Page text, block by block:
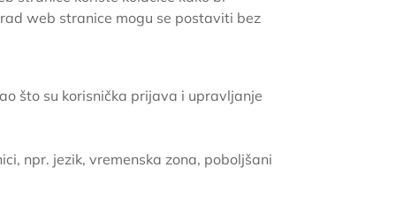
web stranice mogu se postaviti bez
što su korisnička prijava i upravljanje
npr. jezik, vremenska zona, poboljšani